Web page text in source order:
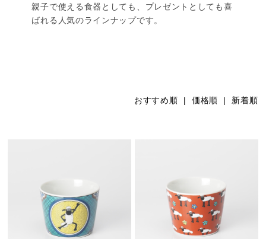
親子で使える食器としても、プレゼントとしても喜
ばれる人気のラインナップです。
おすすめ順 | 価格順 | 新着順